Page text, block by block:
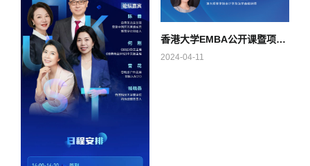
香港大学EMBA公开课暨项目宣讲会 (广州站)
2024-04-11